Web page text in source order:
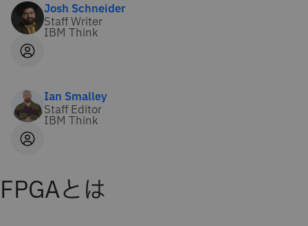
Josh Schneider
Staff Writer
IBM Think
Ian Smalley
Staff Editor
IBM Think
FPGAとは